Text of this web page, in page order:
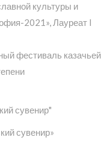
культуры и
2021», Лауреат I
фестиваль казачьей
сувенир"
сувенир»